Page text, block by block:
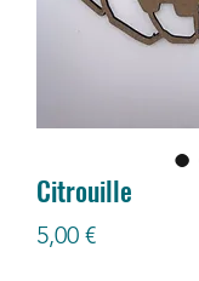
Citrouille
5,00 €Prix